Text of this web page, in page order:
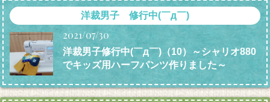
洋裁男子 修行中(￣д￣)
2021/07/30
洋裁男子修行中(￣д￣)（10）～シャリオ880
でキッズ用ハーフパンツ作りました～